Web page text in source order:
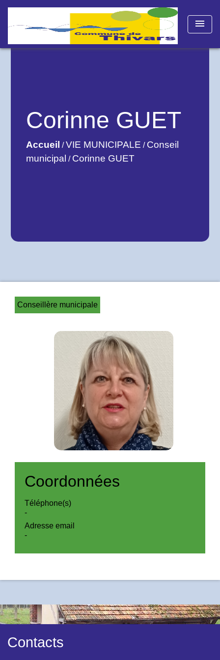
menu
Corinne GUET
Accueil /VIE MUNICIPALE / Conseil
municipal / Corinne GUET
Conseillère municipale
Coordonnées
Téléphone(s)
-
Adresse email
-
Contacts